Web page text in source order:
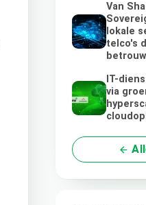
Van
lokale
telco's
IT-
via